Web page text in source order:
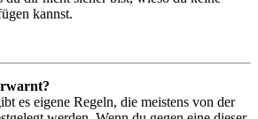
kannst.
es eigene Regeln, die meistens von der